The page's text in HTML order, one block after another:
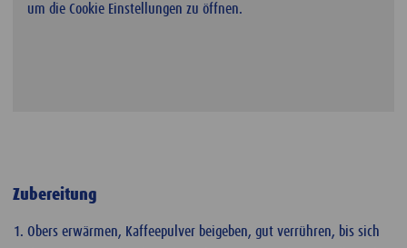
um die Cookie Einstellungen zu öffnen.
Zubereitung
Obers erwärmen, Kaffeepulver beigeben, gut verrühren, bis sich